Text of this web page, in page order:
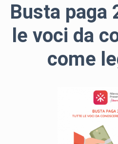
Busta paga
le voci da
come